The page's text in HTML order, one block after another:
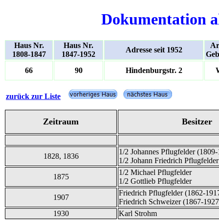
Dokumentation
Haus Nr.
1808-1847
Haus Nr.
1847-1952
Adresse seit 1952
66
90 Hindenburgstr. 2
zurück zur Liste
Zeitraum Besitzer
1828, 1836
1/2 Johannes Pflugfelder
1/2 Johann Friedrich
1875
1/2 Michael Pflugfelder
1/2 Gottlieb Pflugfelder
1907
Friedrich Pflugfelder (1862-
Friedrich Schweizer (1867-
1930
Karl Strohm